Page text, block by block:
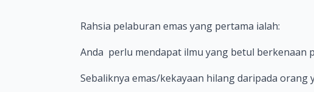
Rahsia pelaburan emas yang pertama ialah:
Anda perlu mendapat ilmu yang betul berkenaan
Sebaliknya emas/kekayaan hilang daripada orang